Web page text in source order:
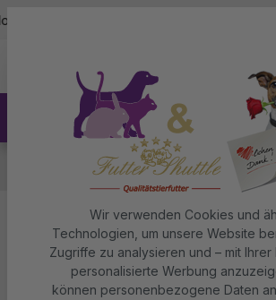
Zum Hauptinhalt springen
- 07451 / 625400
Probierpakete für Hund &
Probierpakete Hund & Katze
Probierpakete Hund
Wir verwenden Cookies und
Technologien, um unsere Website
Zugriffe zu analysieren und – mit Ihrer
personalisierte Werbung
können personenbezogene Daten